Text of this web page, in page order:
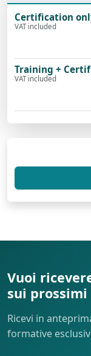
Certification
VAT included
Training +
VAT included
Vuoi
sui prossimi
Ricevi in
formative